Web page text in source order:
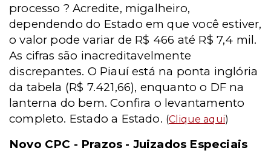
processo ? Acredite, migalheiro,
dependendo do Estado em que você estiver,
o valor pode variar de R$ 466 até R$ 7,4 mil.
As cifras são inacreditavelmente
discrepantes. O Piauí está na ponta inglória
da tabela (R$ 7.421,66), enquanto o DF na
lanterna do bem. Confira o levantamento
completo. Estado a Estado. (Clique aqui)
Novo CPC - Prazos - Juizados Especiais